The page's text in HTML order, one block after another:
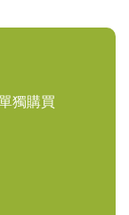
獨購買